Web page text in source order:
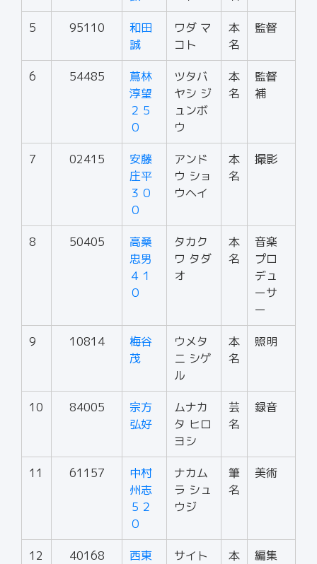
5 95110
和田
誠
ワダ マ
コト
本
名
監督
6 54485
蔦林
淳望
２５
０
ツタバ
ヤシ ジ
ュンボ
ウ
本
名
監督
補
7 02415
安藤
庄平
３０
０
アンド
ウ ショ
ウヘイ
本
名
撮影
8 50405
高桑
忠男
４１
０
タカク
ワ タダ
オ
本
名
音楽
プロ
デュ
ーサ
ー
9 10814
梅谷
茂
ウメタ
ニ シゲ
ル
本
名
照明
10 84005
宗方
弘好
ムナカ
タ ヒロ
ヨシ
芸
名
録音
11 61157
中村
州志
５２
０
ナカム
ラ シュ
ウジ
筆
名
美術
12 40168
西東
サイト
本
編集